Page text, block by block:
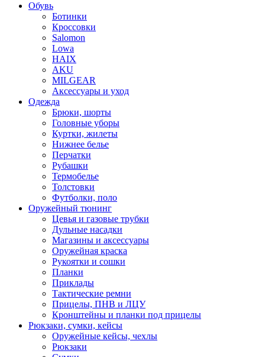
Обувь
Ботинки
Кроссовки
Salomon
Lowa
HAIX
AKU
MILGEAR
Аксессуары и уход
Одежда
Брюки, шорты
Головные уборы
Куртки, жилеты
Нижнее белье
Перчатки
Рубашки
Термобелье
Толстовки
Футболки, поло
Оружейный тюнинг
Цевья и газовые трубки
Дульные насадки
Магазины и аксессуары
Оружейная краска
Рукоятки и сошки
Планки
Приклады
Тактические ремни
Прицелы, ПНВ и ЛЦУ
Кронштейны и планки под прицелы
Рюкзаки, сумки, кейсы
Оружейные кейсы, чехлы
Рюкзаки